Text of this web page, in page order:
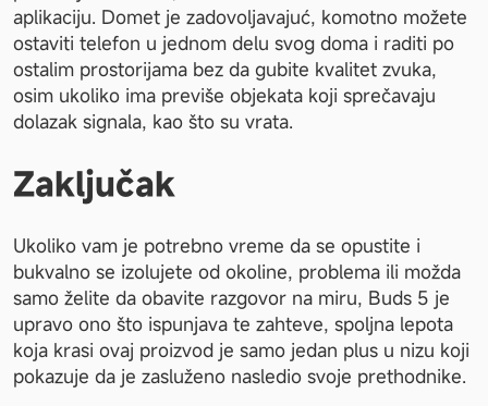
aplikaciju. Domet je zadovoljavajuć, komotno možete
ostaviti telefon u jednom delu svog doma i raditi po
ostalim prostorijama bez da gubite kvalitet zvuka,
osim ukoliko ima previše objekata koji sprečavaju
dolazak signala, kao što su vrata.
Zaključak
Ukoliko vam je potrebno vreme da se opustite i
bukvalno se izolujete od okoline, problema ili možda
samo želite da obavite razgovor na miru, Buds 5 je
upravo ono što ispunjava te zahteve, spoljna lepota
koja krasi ovaj proizvod je samo jedan plus u nizu koji
pokazuje da je zasluženo nasledio svoje prethodnike.